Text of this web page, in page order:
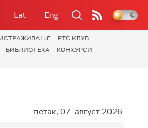
Lat Eng
РТС КЛУБ
БИБЛИОТЕКА
КОНКУРСИ
петак, 07. август 2026.